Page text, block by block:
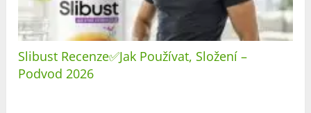
Slibust Recenze✅Jak Používat, Složení –
Podvod 2026